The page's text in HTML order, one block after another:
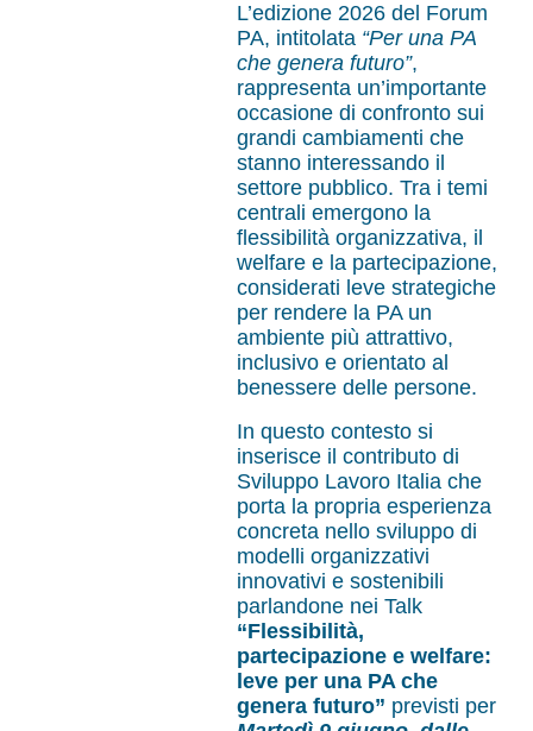
L’edizione 2026 del Forum
PA, intitolata “Per una PA
che genera futuro”,
rappresenta un’importante
occasione di confronto sui
grandi cambiamenti che
stanno interessando il
settore pubblico. Tra i temi
centrali emergono la
flessibilità organizzativa, il
welfare e la partecipazione,
considerati leve strategiche
per rendere la PA un
ambiente più attrattivo,
inclusivo e orientato al
benessere delle persone.
In questo contesto si
inserisce il contributo di
Sviluppo Lavoro Italia che
porta la propria esperienza
concreta nello sviluppo di
modelli organizzativi
innovativi e sostenibili
parlandone nei Talk
“Flessibilità,
partecipazione e welfare:
leve per una PA che
genera futuro” previsti per